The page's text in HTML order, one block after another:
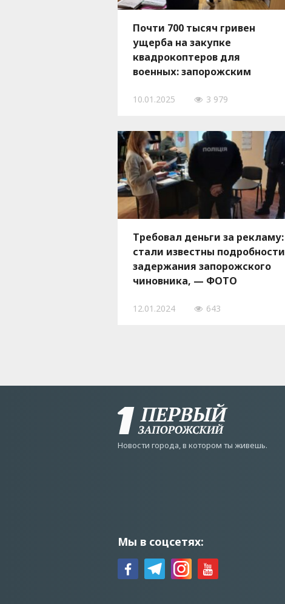
Почти 700 тысяч гривен
ущерба на закупке
квадрокоптеров для
военных: запорожским
подозрении
10.01.2025 3 979
Требовал деньги за рекламу:
стали известны подробности
задержания запорожского
чиновника, — ФОТО
12.01.2024 643
Новости города, в котором ты живешь.
Мы в соцсетях: